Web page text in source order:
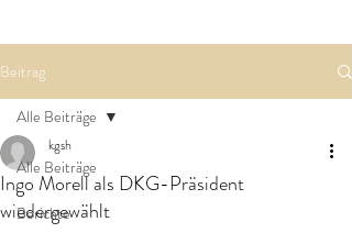
Beitrag
Alle Beiträge
Berichte
Alle Beiträge
Ingo Morell als DKG-Präsident
wiedergewählt
kgsh